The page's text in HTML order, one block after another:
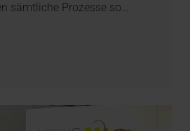
sämtliche Prozesse so…